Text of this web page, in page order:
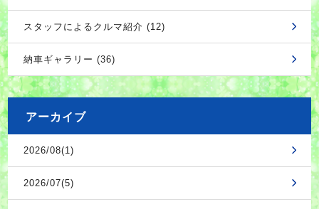
スタッフによるクルマ紹介 (12)
納車ギャラリー (36)
アーカイブ
2026/08(1)
2026/07(5)